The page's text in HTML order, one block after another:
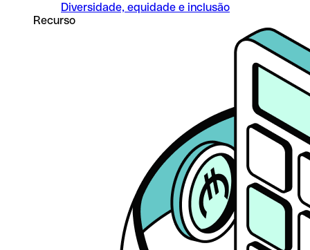
Diversidade, equidade e inclusão
Recurso